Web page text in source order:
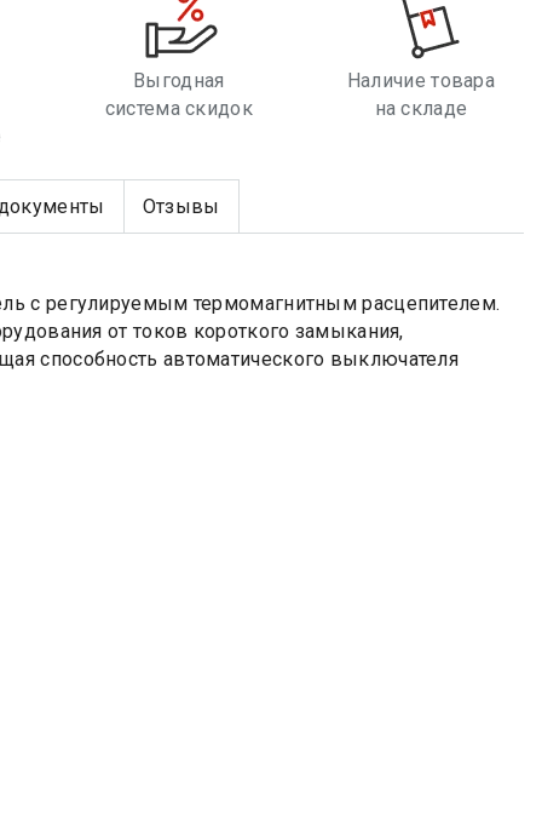
Выгодная
система скидок
Наличие товара
на складе
Отзывы
с регулируемым термомагнитным расцепителем.
от токов короткого замыкания,
способность автоматического выключателя